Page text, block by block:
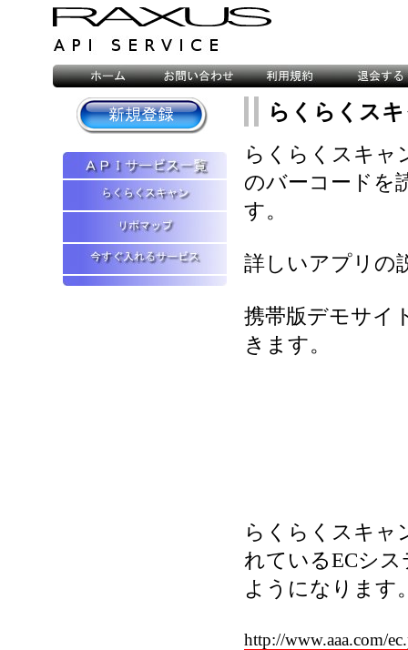
らくらくス
らくらくスキャ
のバーコードを
す。
詳しいアプリの
携帯版デモサイ
きます。
らくらくスキャ
れているECシ
ようになります
http://www.aaa.com/